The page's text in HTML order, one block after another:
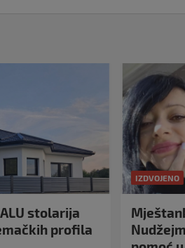
stolarija
profila
IZDVOJENO